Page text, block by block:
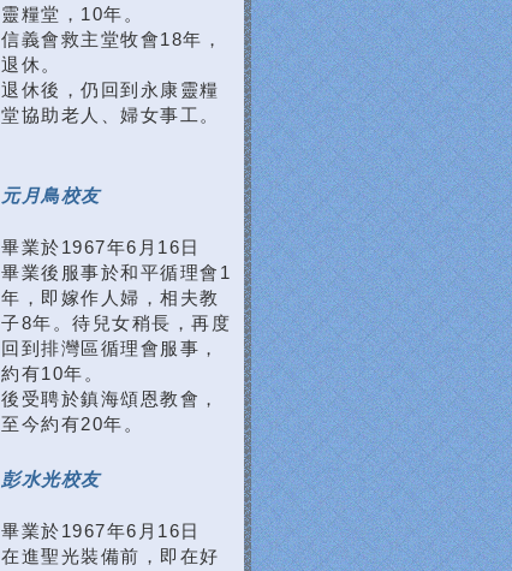
靈糧堂，10年。
信義會救主堂牧會18年，
退休。
退休後，仍回到永康靈糧
堂協助老人、婦女事工。
元月鳥校友
畢業於1967年6月16日
畢業後服事於和平循理會1
年，即嫁作人婦，相夫教
子8年。待兒女稍長，再度
回到排灣區循理會服事，
約有10年。
後受聘於鎮海頌恩教會，
至今約有20年。
彭水光校友
畢業於1967年6月16日
在進聖光裝備前，即在好